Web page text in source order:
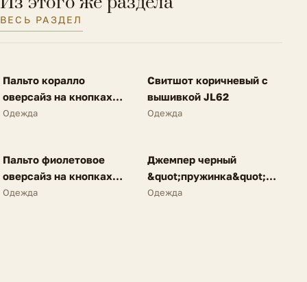
Тип посадки
Размер на модели 38 IT
ВЕСЬ РАЗДЕЛ
SALE
FV
Пальто коралло
оверсайз на кнопках
A62
Одежда
NEW
FV
Свитшот коричневый с
вышивкой JL62
Одежда
SALE
FV
Пальто фиолетовое
оверсайз на кнопках
A62
Одежда
NEW
FV
Джемпер черный
&quot;пружинка&quot;
N25
Одежда